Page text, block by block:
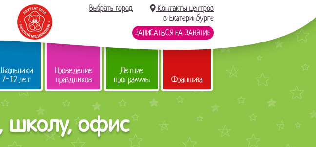
Выбрать город
Контакты центров
в Екатеринбурге
ЗАПИСАТЬСЯ НА ЗАНЯТИЕ
7-12 лет
Проведение
праздников
Летние
программы Франшиза
школу, офис